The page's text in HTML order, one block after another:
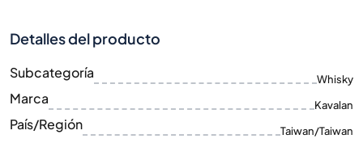
Detalles del producto
Subcategoría Whisky
Marca Kavalan
País/Región Taiwan/Taiwan